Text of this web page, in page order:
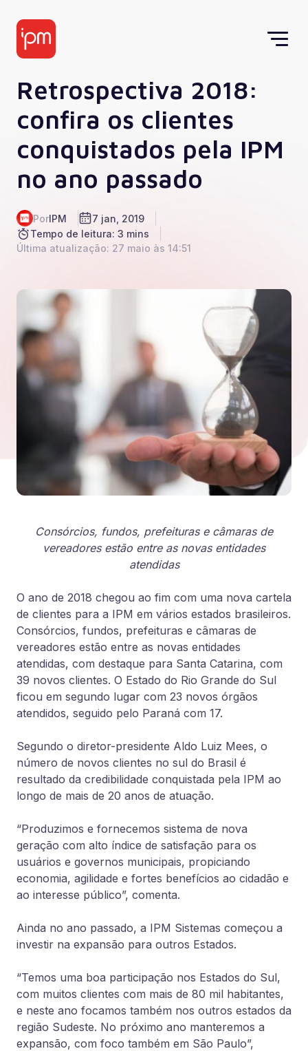
Retrospectiva 2018:
confira os clientes
conquistados pela IPM
no ano passado
PorIPM
7 jan, 2019
Tempo de leitura: 3 mins
Última atualização: 27 maio às 14:51
Consórcios, fundos, prefeituras e câmaras de
vereadores estão entre as novas entidades
atendidas
O ano de 2018 chegou ao fim com uma nova cartela
de clientes para a IPM em vários estados brasileiros.
Consórcios, fundos, prefeituras e câmaras de
vereadores estão entre as novas entidades
atendidas, com destaque para Santa Catarina, com
39 novos clientes. O Estado do Rio Grande do Sul
ficou em segundo lugar com 23 novos órgãos
atendidos, seguido pelo Paraná com 17.
Segundo o diretor-presidente Aldo Luiz Mees, o
número de novos clientes no sul do Brasil é
resultado da credibilidade conquistada pela IPM ao
longo de mais de 20 anos de atuação.
“Produzimos e fornecemos sistema de nova
geração com alto índice de satisfação para os
usuários e governos municipais, propiciando
economia, agilidade e fortes benefícios ao cidadão e
ao interesse público”, comenta.
Ainda no ano passado, a IPM Sistemas começou a
investir na expansão para outros Estados.
“Temos uma boa participação nos Estados do Sul,
com muitos clientes com mais de 80 mil habitantes,
e neste ano focamos também nos outros estados da
região Sudeste. No próximo ano manteremos a
expansão, com foco também em São Paulo”,